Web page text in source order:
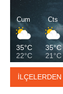
Cum
35°C
22°C
Cts
35°C
21°C